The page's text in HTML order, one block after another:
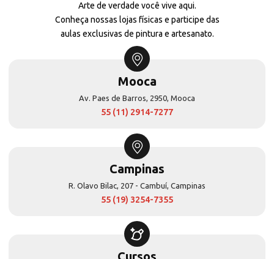
Arte de verdade você vive aqui.
Conheça nossas lojas físicas e participe das
aulas exclusivas de pintura e artesanato.
Mooca
Av. Paes de Barros, 2950, Mooca
55 (11) 2914-7277
Campinas
R. Olavo Bilac, 207 - Cambuí, Campinas
55 (19) 3254-7355